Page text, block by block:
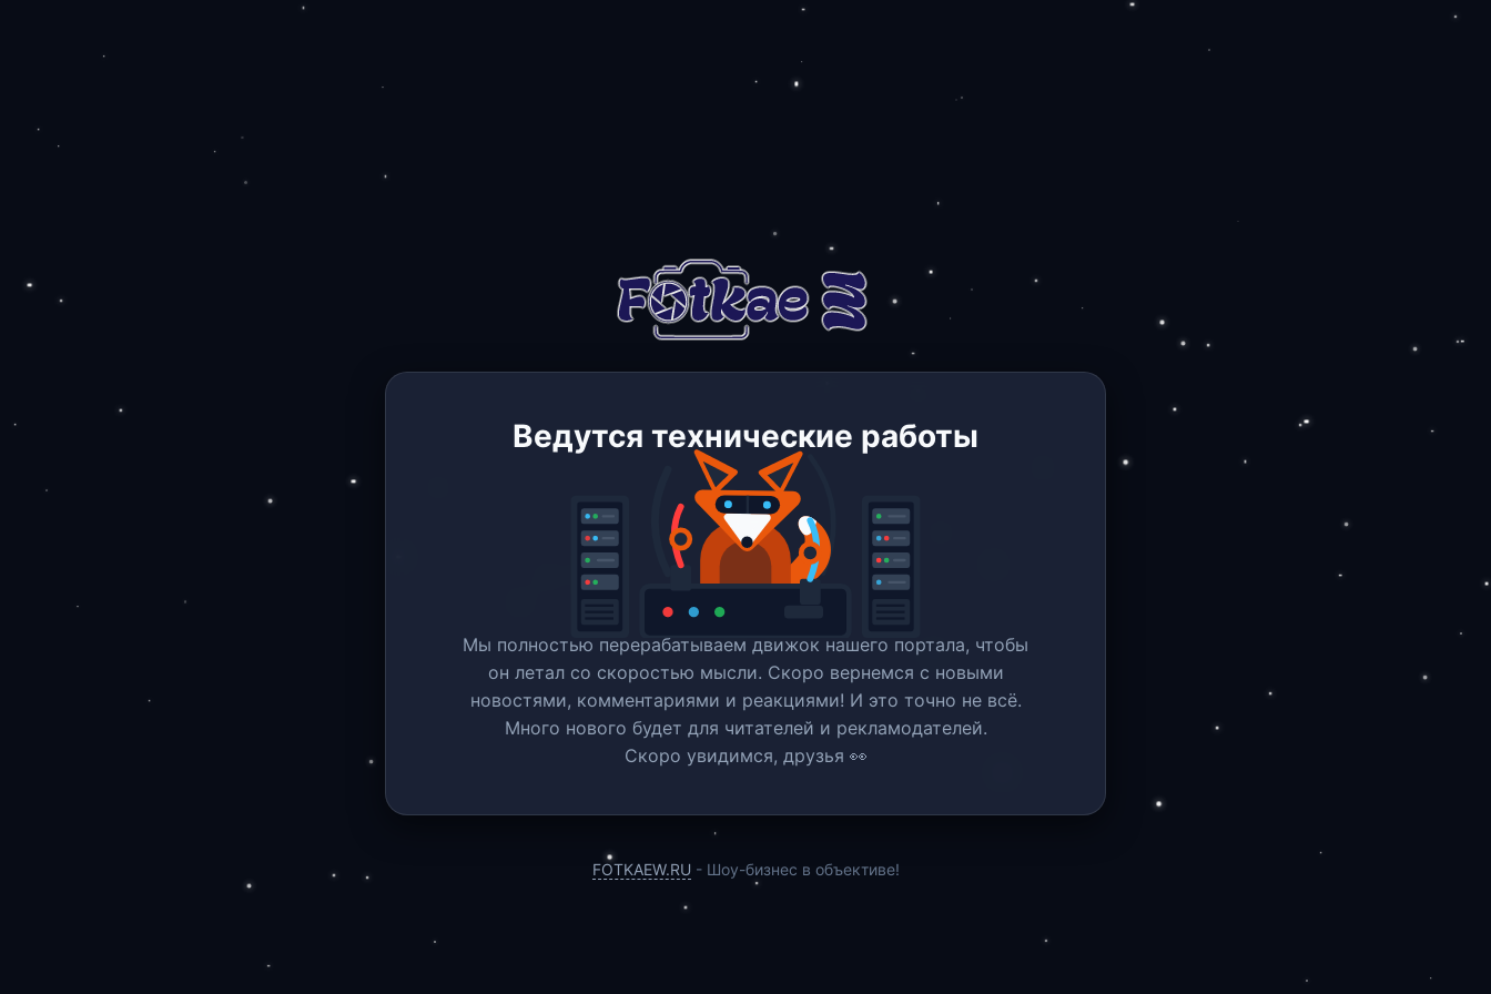
Ведутся технические работы
Мы полностью перерабатываем движок нашего портала, чтобы
он летал со скоростью мысли. Скоро вернемся c новыми
новостями, комментариями и реакциями! И это точно не всё.
Много нового будет для читателей и рекламодателей.
Скоро увидимся, друзья 👀
FOTKAEW.RU - Шоу-бизнес в объективе!